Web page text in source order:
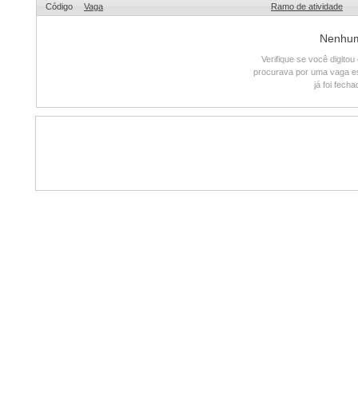
Código Vaga Ramo de atividade
Verifique se você
procurava por uma vaga
já foi